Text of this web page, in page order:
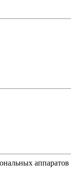
аппаратов